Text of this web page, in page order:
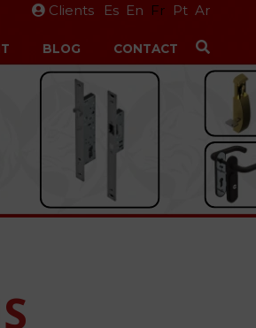
Clients Es En Fr Pt Ar
BLOG CONTACT